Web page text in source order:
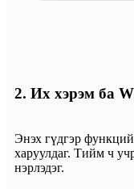
2. Их хэрэм ба
Энэх гүдгэр
харуулдаг. Тийм ч
нэрлэдэг.